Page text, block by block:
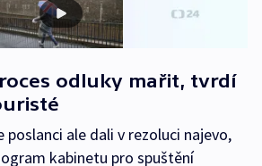
odluky mařit, tvrdí
poslanci ale dali v rezoluci najevo,
kabinetu pro spuštění